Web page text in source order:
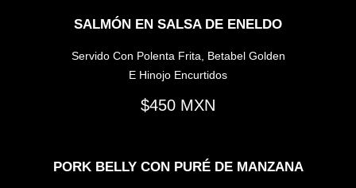
SALMÓN EN SALSA DE ENELDO
Servido Con Polenta Frita, Betabel Golden
E Hinojo Encurtidos
450
PORK BELLY CON PURÉ DE MANZANA